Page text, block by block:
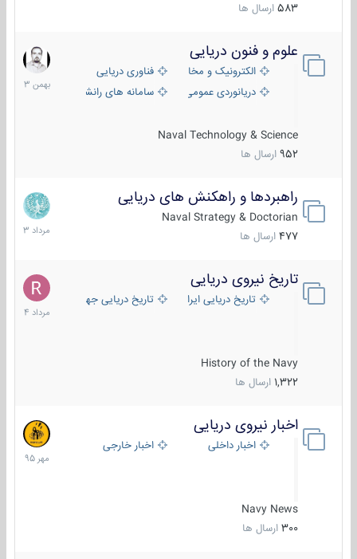
583 ارسال ها
علوم و فنون دریایی
الکترونیک و مخابرات دریاییفناوری دریایی
دریانوردی عمومی
سامانه های رانشی دریایی
Naval Technology & Science
952 ارسال ها
6
بهمن
1403
راهبردها و راهکنش های دریایی
Naval Strategy & Doctorian
477 ارسال ها
2
مرداد
1403
تاریخ نیروی دریایی
تاریخ دریایی ایران تاریخ دریایی جهان
History of the Navy
1,322 ارسال ها
16
مرداد
1404
اخبار نیروی دریایی
اخبار داخلی اخبار خارجی
Navy News
300 ارسال ها
27
مهر
1395